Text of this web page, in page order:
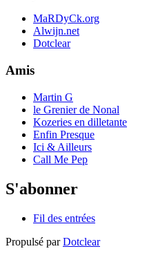
MaRDyCk.org
Alwijn.net
Dotclear
Amis
Martin G
le Grenier de Nonal
Kozeries en dilletante
Enfin Presque
Ici & Ailleurs
Call Me Pep
S'abonner
Fil des entrées
Propulsé parDotclear